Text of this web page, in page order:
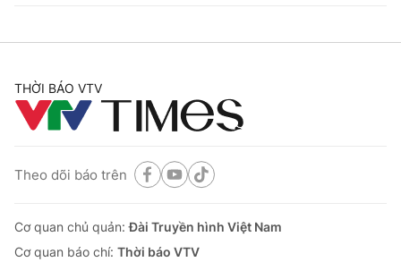
THỜI BÁO VTV
Theo dõi báo trên
Cơ quan chủ quản:Đài Truyền hình Việt Nam
Cơ quan báo chí: Thời báo VTV